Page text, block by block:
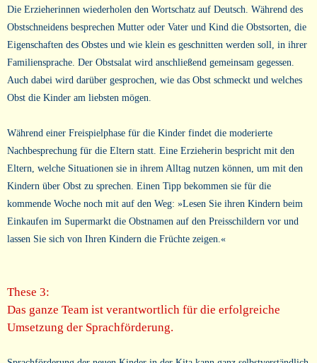
Die Erzieherinnen wiederholen den Wortschatz auf Deutsch. Während des
Obstschneidens besprechen Mutter oder Vater und Kind die Obstsorten, die
Eigenschaften des Obstes und wie klein es geschnitten werden soll, in ihrer
Familiensprache. Der Obstsalat wird anschließend gemeinsam gegessen.
Auch dabei wird darüber gesprochen, wie das Obst schmeckt und welches
Obst die Kinder am liebsten mögen.
Während einer Freispielphase für die Kinder findet die moderierte
Nachbesprechung für die Eltern statt. Eine Erzieherin bespricht mit den
Eltern, welche Situationen sie in ihrem Alltag nutzen können, um mit den
Kindern über Obst zu sprechen. Einen Tipp bekommen sie für die
kommende Woche noch mit auf den Weg: »Lesen Sie ihren Kindern beim
Einkaufen im Supermarkt die Obstnamen auf den Preisschildern vor und
lassen Sie sich von Ihren Kindern die Früchte zeigen.«
These 3:
Das ganze Team ist verantwortlich für die erfolgreiche
Umsetzung der Sprachförderung.